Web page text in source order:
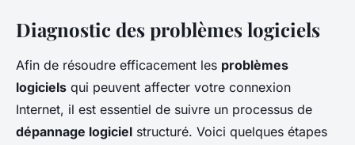
Diagnostic des problèmes logiciels
Afin de résoudre efficacement les problèmes
logiciels qui peuvent affecter votre connexion
Internet, il est essentiel de suivre un processus de
dépannage logiciel structuré. Voici quelques étapes